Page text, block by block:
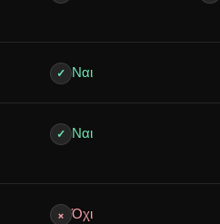
✓ Ναι
✓ Ναι
× Όχι